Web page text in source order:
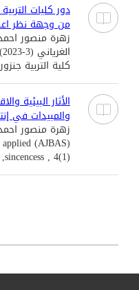
دور كليات
من وجهة نظر
زهرة منصور
الغرياني (3-2023)
كلية التربية
الأثار البيئية
والمبيدات في
زهرة منصور احمد
applied
sincencess , 4(1), الصفحات 4-18.